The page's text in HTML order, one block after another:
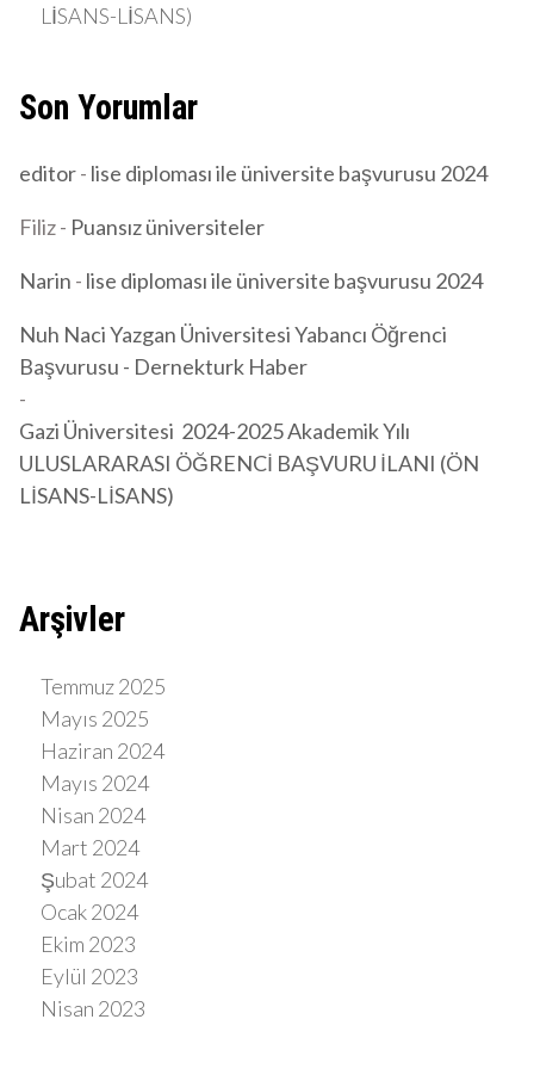
LİSANS-LİSANS)
Son Yorumlar
editor- lise diploması ile üniversite başvurusu 2024
Filiz- Puansız üniversiteler
Narin - lise diploması ile üniversite başvurusu 2024
Nuh Naci Yazgan Üniversitesi Yabancı Öğrenci
Başvurusu - Dernekturk Haber
-
Gazi Üniversitesi 2024-2025 Akademik Yılı
ULUSLARARASI ÖĞRENCİ BAŞVURU İLANI (ÖN
LİSANS-LİSANS)
Arşivler
Temmuz 2025
Mayıs 2025
Haziran 2024
Mayıs 2024
Nisan 2024
Mart 2024
Şubat 2024
Ocak 2024
Ekim 2023
Eylül 2023
Nisan 2023